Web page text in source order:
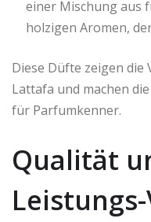
einer Mischung aus
holzigen Aromen,
Diese Düfte zeigen
Lattafa und machen
für Parfumkenner.
Qualität